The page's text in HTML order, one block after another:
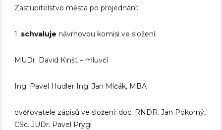
Zastupitelstvo města po projednání:
1. schvaluje návrhovou komisi ve složení:
MUDr. David Kinšt – mluvčí
Ing. Pavel Hudler Ing. Jan Mlčák, MBA
ověřovatele zápisů ve složení: doc. RNDR. Jan Pokorný,
CSc. JUDr. Pavel Prygl